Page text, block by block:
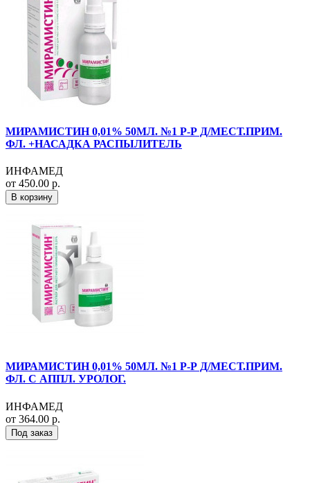
МИРАМИСТИН 0,01% 50МЛ. №1 Р-Р Д/МЕСТ.ПРИМ.
ФЛ. +НАСАДКА РАСПЫЛИТЕЛЬ
ИНФАМЕД
от 450.00 р.
В корзину
МИРАМИСТИН 0,01% 50МЛ. №1 Р-Р Д/МЕСТ.ПРИМ.
ФЛ. С АППЛ. УРОЛОГ.
ИНФАМЕД
от 364.00 р.
Под заказ